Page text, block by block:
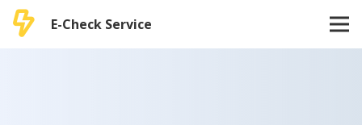
E-Check Service